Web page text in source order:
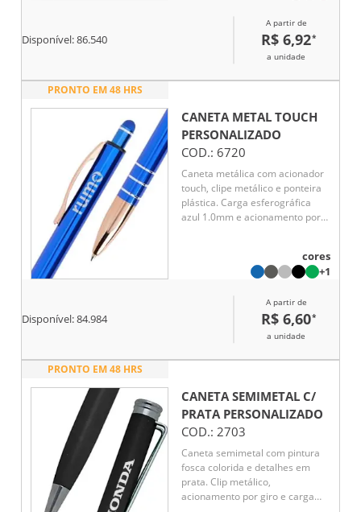
tablets sem contato direto com a
tela. Elegante e versátil, é uma
excelente opção de brinde
promocionais, eventos e
Disponível:86.540
A partir de
R$ 6,92*
a unidade
PRONTO EM 48 HRS
CANETA METAL TOUCH
PERSONALIZADO
COD.: 6720
Caneta metálica com acionador
touch, clipe metálico e ponteira
plástica. Carga esferográfica
azul 1.0mm e acionamento por
cores
+1
Disponível:84.984
A partir de
R$ 6,60*
a unidade
PRONTO EM 48 HRS
CANETA SEMIMETAL C/
PRATAPERSONALIZADO
COD.: 2703
Caneta semimetal com pintura
fosca colorida e detalhes em
prata. Clip metálico,
acionamento por giro e carga